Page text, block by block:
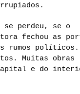
perdeu, se o
fechou as
rumos políticos.
Muitas obras
e do